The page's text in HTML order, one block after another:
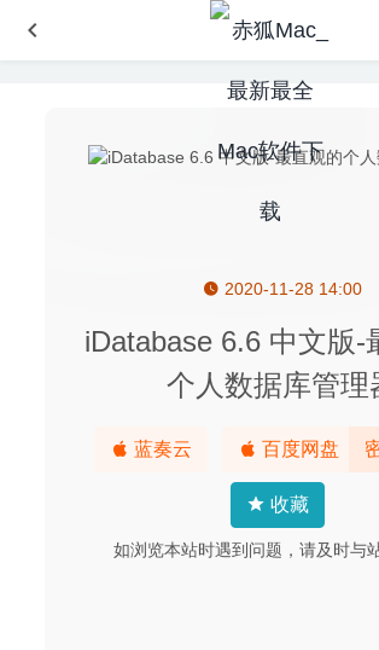
2020-11-28 14:00
iDatabase 6.6 中文版-
个人数据库管理
蓝奏云 百度网盘
收藏
如浏览本站时遇到问题，请及时与
Dropshare 5.6.2 – 轻量简单的文件共享软件
Capture One 20 Pro 13.1.0.133 Beta 1 中
图像处理软件
PopDo 2022.1.45 – macOS 菜单栏任务列
Boxy SVG 3.37.0 – 专业的SVG图像矢量
IconKit 10.1.2 中文版 – 优秀的图标设计神